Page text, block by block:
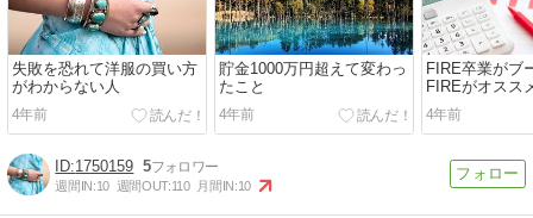
失敗を恐れて洋服の買い方
がわからない人
4年前
貯金1000万円超えて変わっ
たこと
4年前
FIRE卒業がブ
FIREがオスス
4年前
1750159 5
週間IN:10 週間OUT:110 月間IN:10